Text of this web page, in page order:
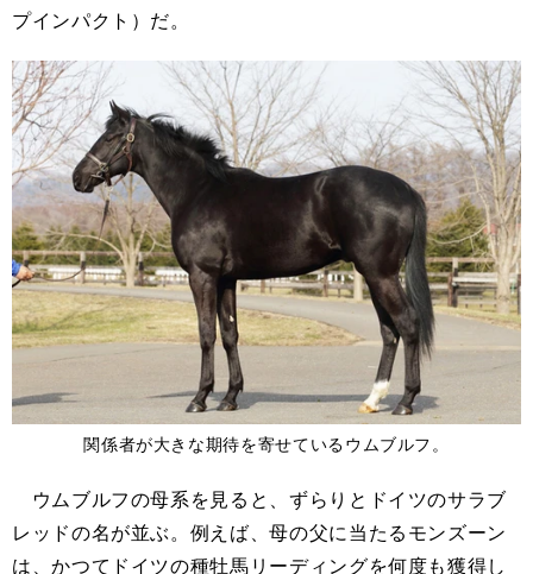
プインパクト）だ。
関係者が大きな期待を寄せているウムブルフ。
ウムブルフの母系を見ると、ずらりとドイツのサラブ
レッドの名が並ぶ。例えば、母の父に当たるモンズーン
は、かつてドイツの種牡馬リーディングを何度も獲得し